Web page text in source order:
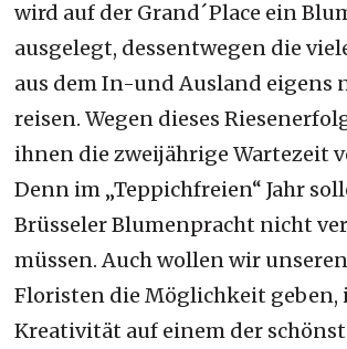
wird auf der Grand´Place ein
ausgelegt, dessentwegen die
aus dem In-und Ausland eigens
reisen. Wegen dieses
ihnen die zweijährige Wartezeit
Denn im „Teppichfreien“ Jahr
Brüsseler Blumenpracht nicht
müssen. Auch wollen wir
Floristen die Möglichkeit geben,
Kreativität auf einem der